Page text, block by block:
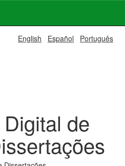
English Español Português
de